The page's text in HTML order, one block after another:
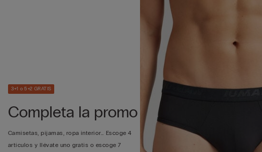
3+1 o 5+2 GRATIS
Completa la promo
Camisetas, pijamas, ropa interior… Escoge 4
artículos y llévate uno gratis o escoge 7